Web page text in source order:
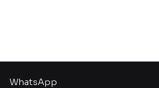
WhatsApp